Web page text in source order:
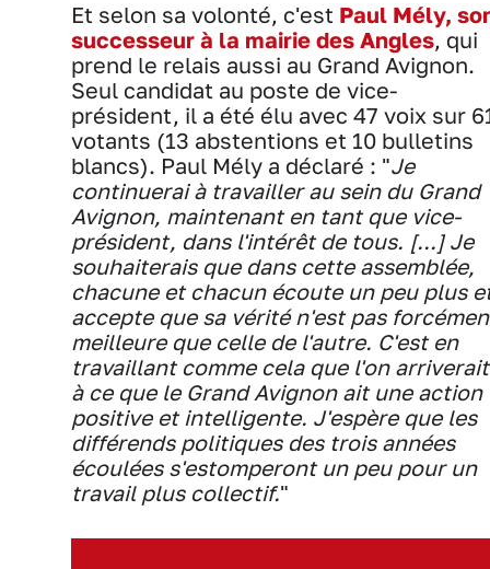
Et selon sa volonté, c'est Paul Mély,
successeur à la mairie des Angles, qui
prend le relais aussi au Grand Avignon.
Seul candidat au poste de vice-
président, il a été élu avec 47 voix sur
votants (13 abstentions et 10 bulletins
blancs). Paul Mély a déclaré : "Je
continuerai à travailler au sein du Grand
Avignon, maintenant en tant que vice-
président, dans l'intérêt de tous. [...] Je
souhaiterais que dans cette assemblée,
chacune et chacun écoute un peu plus
accepte que sa vérité n'est pas
meilleure que celle de l'autre. C'est en
travaillant comme cela que l'on arriverait
à ce que le Grand Avignon ait une action
positive et intelligente. J'espère que les
différends politiques des trois années
écoulées s'estomperont un peu pour un
travail plus collectif."